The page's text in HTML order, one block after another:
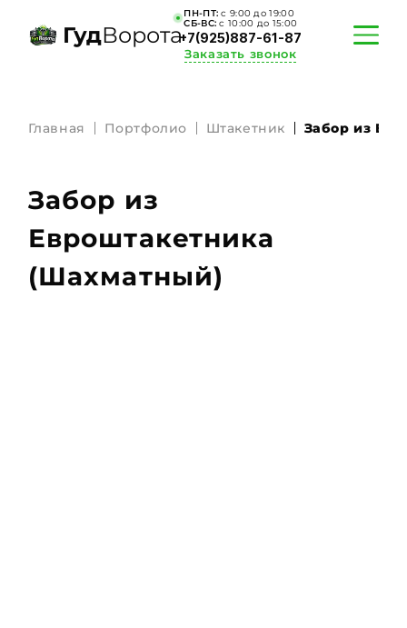
ГудВорота
ПН-ПТ: c 9:00 до 19:00
СБ-ВС: c 10:00 до 15:00
+7(925)887-61-87
Заказать звонок
ПОРТФОЛИО
АКЦИИ
КАЛЬКУЛЯТОР
О КОМПАНИИ
Главная Портфолио Штакетник Забор из
Забор из
Евроштакетника
(Шахматный)